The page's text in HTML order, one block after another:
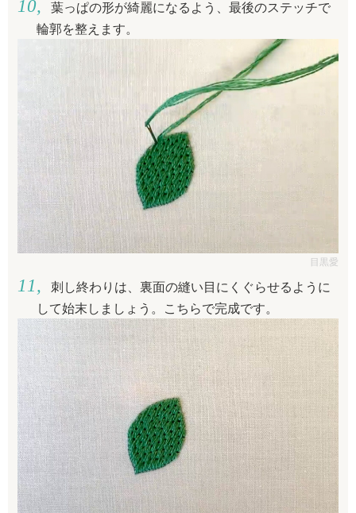
葉っぱの形が綺麗になるよう、最後のステッチで
輪郭を整えます。
目黒愛
刺し終わりは、裏面の縫い目にくぐらせるように
して始末しましょう。こちらで完成です。